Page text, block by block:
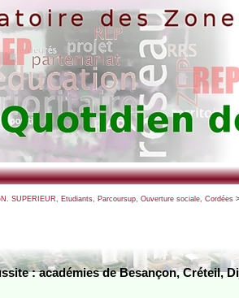
SUPERIEUR, Etudiants, Parcoursup, Ouverture sociale, Cordées>
: académies de Besançon, Créteil,